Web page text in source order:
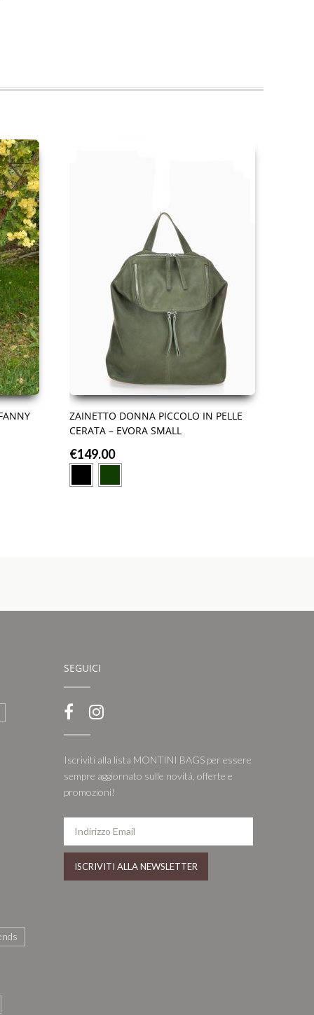
ZAINETTO DONNA PICCOLO IN PELLE
CERATA – EVORA SMALL
€149.00
SEGUICI
Iscriviti alla lista MONTINI BAGS per essere
sempre aggiornato sulle novità, offerte e
promozioni!